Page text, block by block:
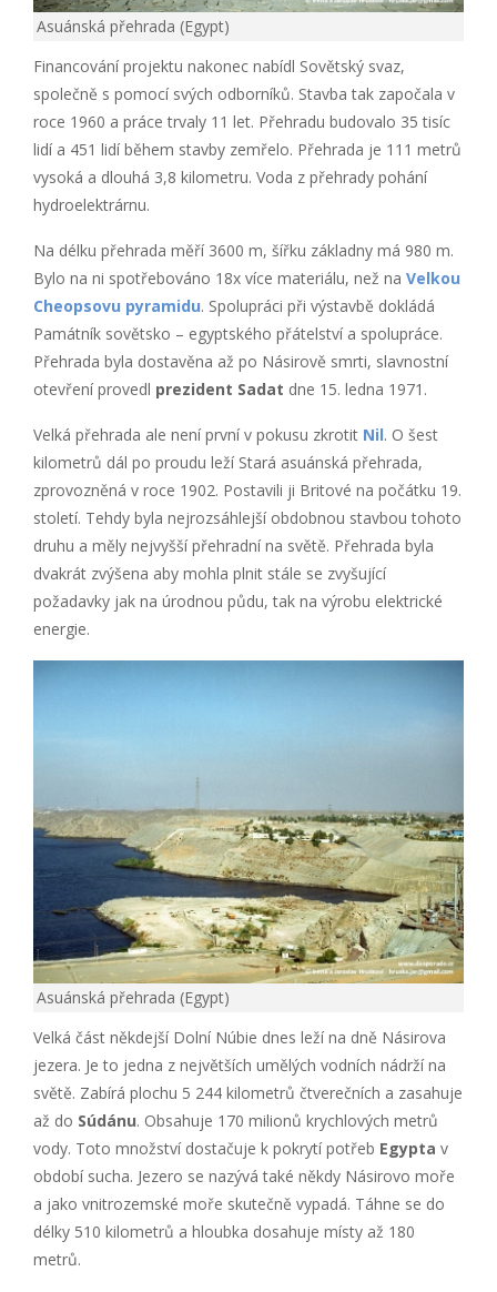
Asuánská přehrada (Egypt)
Financování projektu nakonec nabídl Sovětský svaz,
společně s pomocí svých odborníků. Stavba tak započala v
roce 1960 a práce trvaly 11 let. Přehradu budovalo 35 tisíc
lidí a 451 lidí během stavby zemřelo. Přehrada je 111 metrů
vysoká a dlouhá 3,8 kilometru. Voda z přehrady pohání
hydroelektrárnu.
Na délku přehrada měří 3600 m, šířku základny má 980 m.
Bylo na ni spotřebováno 18x více materiálu, než na Velkou
Cheopsovu pyramidu. Spolupráci při výstavbě dokládá
Památník sovětsko – egyptského přátelství a spolupráce.
Přehrada byla dostavěna až po Násirově smrti, slavnostní
otevření provedl prezident Sadat dne 15. ledna 1971.
Velká přehrada ale není první v pokusu zkrotit Nil. O šest
kilometrů dál po proudu leží Stará asuánská přehrada,
zprovozněná v roce 1902. Postavili ji Britové na počátku 19.
století. Tehdy byla nejrozsáhlejší obdobnou stavbou tohoto
druhu a měly nejvyšší přehradní na světě. Přehrada byla
dvakrát zvýšena aby mohla plnit stále se zvyšující
požadavky jak na úrodnou půdu, tak na výrobu elektrické
energie.
Asuánská přehrada (Egypt)
Velká část někdejší Dolní Núbie dnes leží na dně Násirova
jezera. Je to jedna z největších umělých vodních nádrží na
světě. Zabírá plochu 5 244 kilometrů čtverečních a zasahuje
až do Súdánu. Obsahuje 170 milionů krychlových metrů
vody. Toto množství dostačuje k pokrytí potřeb Egypta v
období sucha. Jezero se nazývá také někdy Násirovo moře
a jako vnitrozemské moře skutečně vypadá. Táhne se do
délky 510 kilometrů a hloubka dosahuje místy až 180
metrů.